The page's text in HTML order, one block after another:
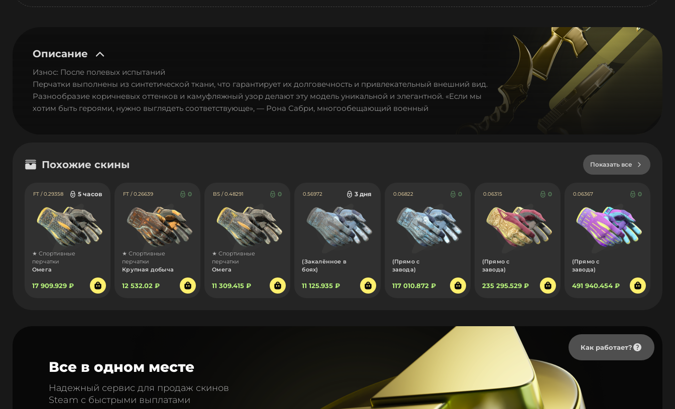
Описание
Износ: После полевых испытаний
Перчатки выполнены из синтетической ткани, что гарантирует их долговечность и привлекательный внешний вид.
Разнообразие коричневых оттенков и камуфляжный узор делают эту модель уникальной и элегантной. «Если мы
хотим быть героями, нужно выглядеть соответствующе», — Рона Сабри, многообещающий военный
Похожие скины Показать все
FT / 0.29358 5 часов
★ Спортивные
перчатки
Омега
17 909.929 ₽
FT / 0.26639 0
★ Спортивные
перчатки
Крупная добыча
12 532.02 ₽
BS / 0.48291 0
★ Спортивные
перчатки
Омега
11 309.415 ₽
0.56972 3 дня
(Закалённое в
боях)
11 125.935 ₽
0.06822 0
(Прямо с
завода)
117 010.872 ₽
0.06315 0
(Прямо с
завода)
235 295.529 ₽
0.06367 0
(Прямо с
завода)
491 940.454 ₽
Все в одном месте
Надежный сервис для продаж скинов
Steam с быстрыми выплатами
Как работает?